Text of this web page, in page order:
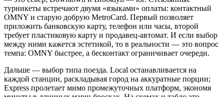
турникеты встречают двумя «языками» оплаты: контактный
OMNY и старую добрую MetroCard. Первый позволяет
приложить банковскую карту, телефон или часы, второй
требует пластиковую карту и продавец‑автомат. И если выбор
между ними кажется эстетикой, то в реальности — это вопрос
темпа: OMNY быстрее, а бесконтакт ограничивает очереди.
Дальше — выбор типа поезда. Local останавливается на
каждой станции, раскладывая город на аккуратные порции;
Express пролетает мимо промежуточных платформ, экономя